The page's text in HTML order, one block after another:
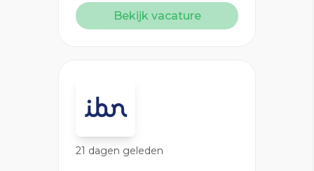
Bekijk vacature
21 dagen geleden